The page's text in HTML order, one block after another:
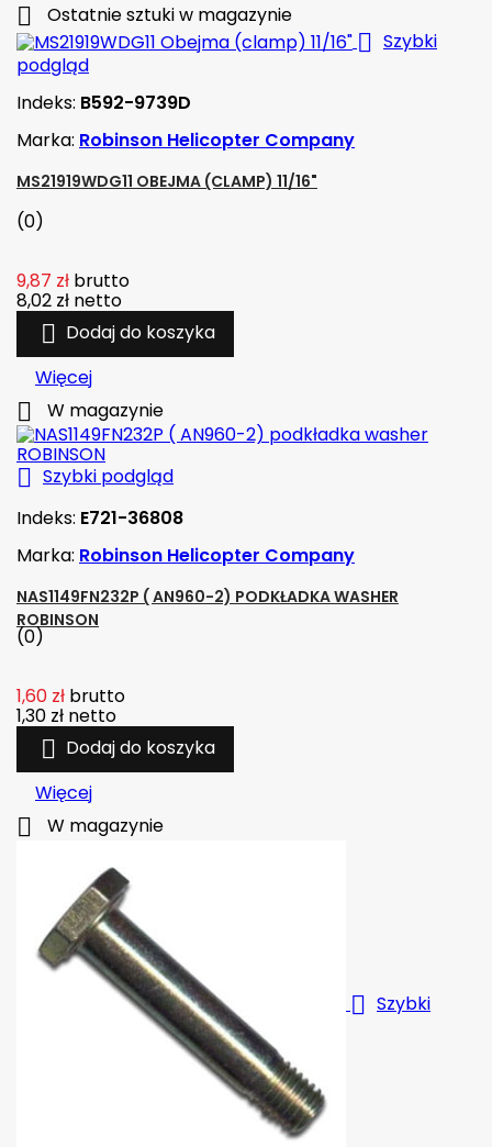
 Ostatnie sztuki w magazynie
 Szybki
podgląd
Indeks: B592-9739D
Marka: Robinson Helicopter Company
MS21919WDG11 OBEJMA (CLAMP) 11/16"
(0)
9,87 zł brutto
8,02 zł netto
 Dodaj do koszyka
Więcej
 W magazynie
 Szybki podgląd
Indeks: E721-36808
Marka: Robinson Helicopter Company
NAS1149FN232P ( AN960-2) PODKŁADKA WASHER
ROBINSON
(0)
1,60 zł brutto
1,30 zł netto
 Dodaj do koszyka
Więcej
 W magazynie
 Szybki